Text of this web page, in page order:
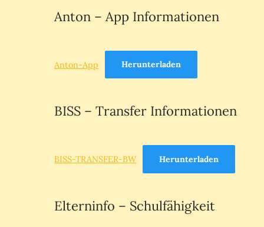
Anton – App Informationen
Anton-App Herunterladen
BISS – Transfer Informationen
BISS-TRANSFER-BW Herunterladen
Elterninfo – Schulfähigkeit